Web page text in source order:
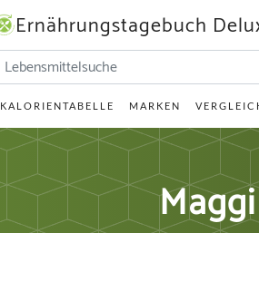
Ernährungstagebuch
KALORIENTABELLE MARKEN